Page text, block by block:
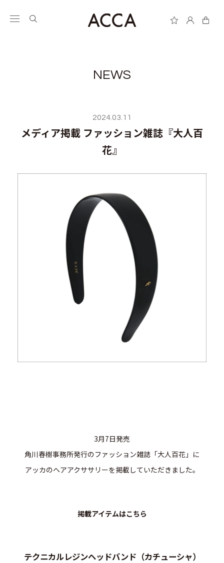
NEWS
2024.03.11
メディア掲載 ファッション雑誌『大人百
花』
3月7日発売
角川春樹事務所発行のファッション雑誌「大人百花」に
アッカのヘアアクササリーを掲載していただきました。
掲載アイテムはこちら
テクニカルレジンヘッドバンド（カチューシャ）